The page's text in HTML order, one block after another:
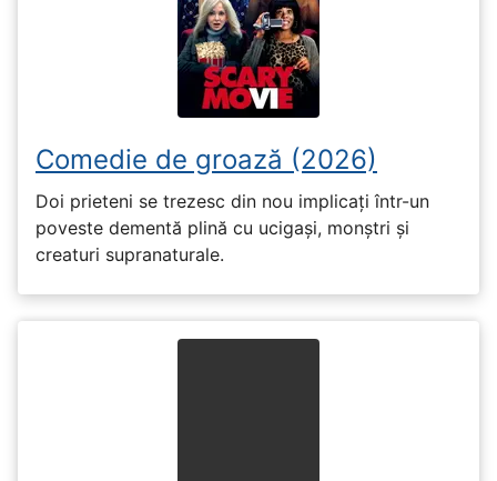
Comedie de groază (2026)
Doi prieteni se trezesc din nou implicați într-un
poveste dementă plină cu ucigași, monștri și
creaturi supranaturale.